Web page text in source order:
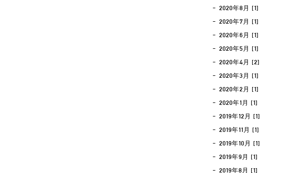
2020年8月 [1]
2020年7月 [1]
2020年6月 [1]
2020年5月 [1]
2020年4月 [2]
2020年3月 [1]
2020年2月 [1]
2020年1月 [1]
2019年12月 [1]
2019年11月 [1]
2019年10月 [1]
2019年9月 [1]
2019年8月 [1]